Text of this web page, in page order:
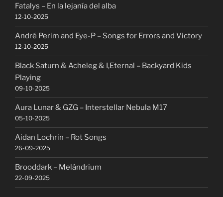
Fatalys – En la lejanía del alba
12-10-2025
André Perim and Eye-P – Songs for Errors and Victory
12-10-2025
Black Saturn & Acheleg & I,Eternal – Backyard Kids
Playing
09-10-2025
Aura Lunar & GZG – Interstellar Nebula M17
05-10-2025
Aidan Lochrin – Rot Songs
26-09-2025
Brooddark – Melándrium
22-09-2025